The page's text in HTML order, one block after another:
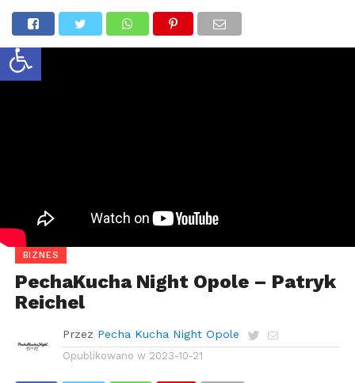
Otwórz pasek narzędzi
BIZNES
PechaKucha Night Opole – Patryk
Reichel
Przez Pecha Kucha Night Opole
Opublikowano w 2023-10-21